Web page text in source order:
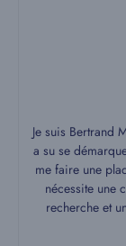
Je suis Bertrand
a su se
me faire une
nécessite une
recherche et